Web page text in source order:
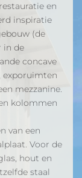
en
inspiratie
(de
in de
concave
exporuimten
mezzanine.
kolommen
van een
Voor de
hout en
staal